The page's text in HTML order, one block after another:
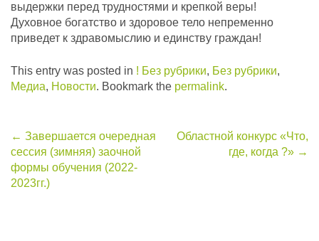
выдержки перед трудностями и крепкой веры!
Духовное богатство и здоровое тело непременно
приведет к здравомыслию и единству граждан!
This entry was posted in ! Без рубрики, Без рубрики,
Медиа, Новости. Bookmark the permalink.
Post
navigation
← Завершается очередная
сессия (зимняя) заочной
формы обучения (2022-
2023гг.)
Областной конкурс «Что,
где, когда ?» →